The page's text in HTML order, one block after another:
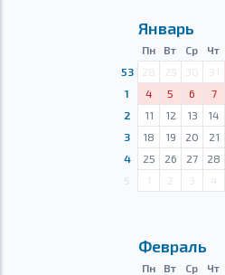
Январь
Пн Вт Ср Чт
53
28 29 30 31
1
4 5 6 7
2
11 12 13 14
3
18 19 20 21
4
25 26 27 28
1 2 3 4
Февраль
Пн Вт Ср Чт